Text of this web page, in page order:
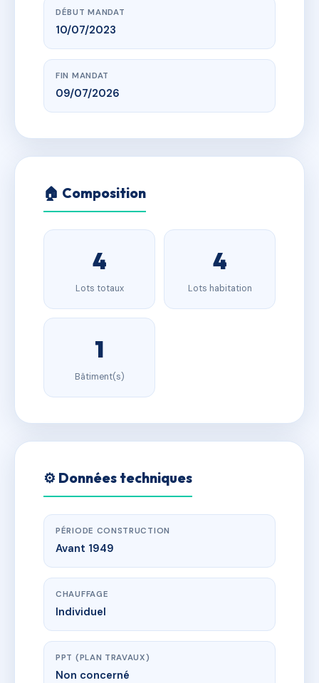
DÉBUT MANDAT
10/07/2023
FIN MANDAT
09/07/2026
🏠 Composition
4
Lots totaux
4
Lots habitation
1
Bâtiment(s)
⚙️ Données techniques
PÉRIODE CONSTRUCTION
Avant 1949
CHAUFFAGE
Individuel
PPT (PLAN TRAVAUX)
Non concerné